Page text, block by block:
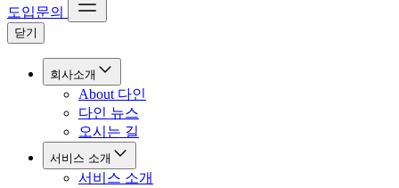
도입문의
닫기
회사소개
About 다인
다인 뉴스
오시는 길
서비스 소개
서비스 소개